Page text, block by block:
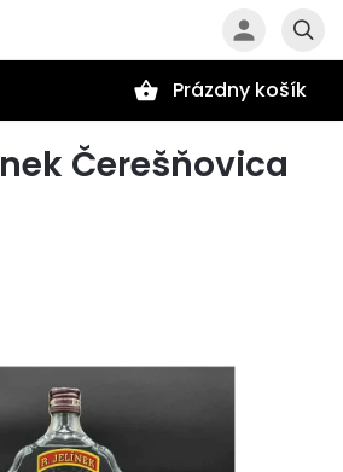
Prázdny košík
Čerešňovica